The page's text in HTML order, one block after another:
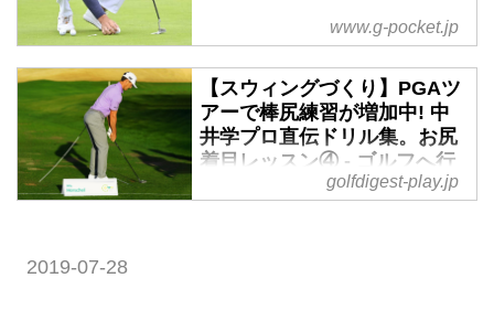
デシャンボー仕様第二弾！先行予
約販売
【日本初上陸】SIK GOLF「FLO
アームロック」モデル
www.g-pocket.jp
【スウィングづくり】PGAツ
アーで棒尻練習が増加中! 中
井学プロ直伝ドリル集。お尻
着目レッスン④ - ゴルフへ行
こうWEB by ゴルフダイジェ
golfdigest-play.jp
2019-07-28